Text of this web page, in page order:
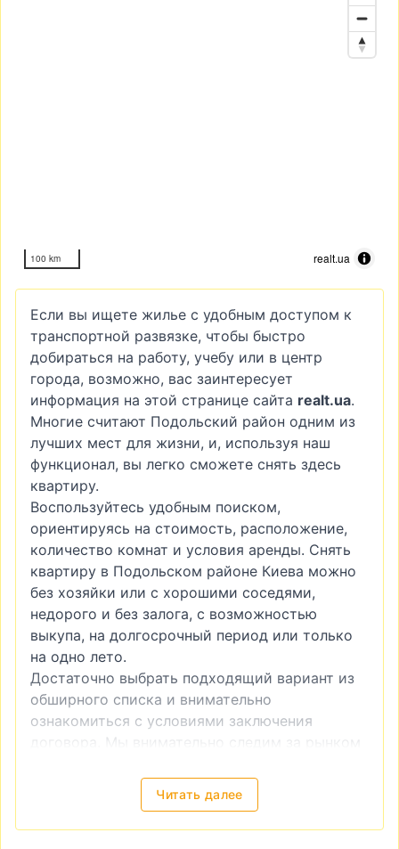
100 km realt.ua
Если вы ищете жилье с удобным доступом к
транспортной развязке, чтобы быстро
добираться на работу, учебу или в центр
города, возможно, вас заинтересует
информация на этой странице сайта realt.ua.
Многие считают Подольский район одним из
лучших мест для жизни, и, используя наш
функционал, вы легко сможете снять здесь
квартиру.
Воспользуйтесь удобным поиском,
ориентируясь на стоимость, расположение,
количество комнат и условия аренды. Снять
квартиру в Подольском районе Киева можно
без хозяйки или с хорошими соседями,
недорого и без залога, с возможностью
выкупа, на долгосрочный период или только
на одно лето.
Достаточно выбрать подходящий вариант из
обширного списка и внимательно
ознакомиться с условиями заключения
договора. Мы внимательно следим за рынком
предложений, размещая объявления от
проверенных агентств недвижимости и
частных владельцев.
Читать далее